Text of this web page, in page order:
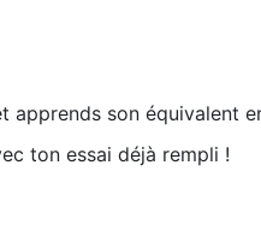
apprends son équivalent
ton essai déjà rempli !